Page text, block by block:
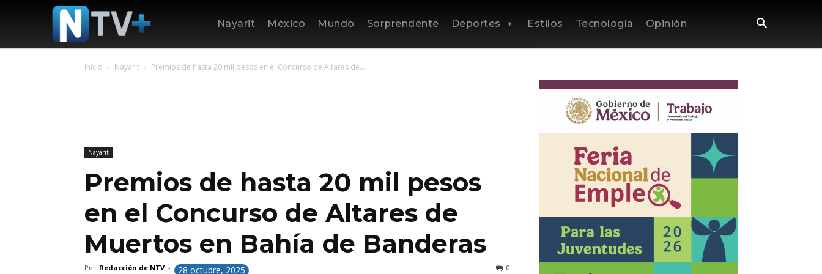
Nayarit México Mundo Sorprendente Deportes Estilos Tecnología Opinión
Inicio Nayarit Premios de hasta 20 mil pesos en el Concurso de Altares de...
Nayarit
Premios de hasta 20 mil pesos
en el Concurso de Altares de
Muertos en Bahía de Banderas
Por Redacción de NTV - 28 octubre, 2025 0